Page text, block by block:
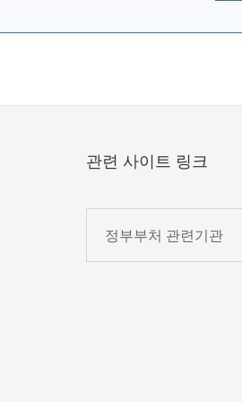
관련 사이트 링크
정부부처 관련기관